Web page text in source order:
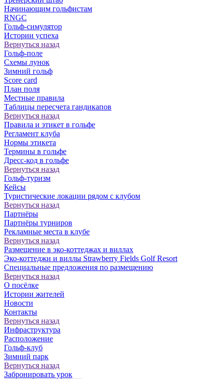
Начинающим гольфистам
RNGC
Гольф-симулятор
Истории успеха
Вернуться назад
Гольф-поле
Схемы лунок
Зимний гольф
Score card
План поля
Местные правила
Таблицы пересчета гандикапов
Вернуться назад
Правила и этикет в гольфе
Регламент клуба
Нормы этикета
Термины в гольфе
Дресс-код в гольфе
Вернуться назад
Гольф-туризм
Кейсы
Туристические локации рядом с клубом
Вернуться назад
Партнёры
Партнёры турниров
Рекламные места в клубе
Вернуться назад
Размещение в эко-коттеджах и виллах
Эко-коттеджи и виллы Strawberry Fields Golf Resort
Специальные предложения по размещению
Вернуться назад
О посёлке
Истории жителей
Новости
Контакты
Вернуться назад
Инфраструктура
Расположение
Гольф-клуб
Зимний парк
Вернуться назад
Забронировать урок